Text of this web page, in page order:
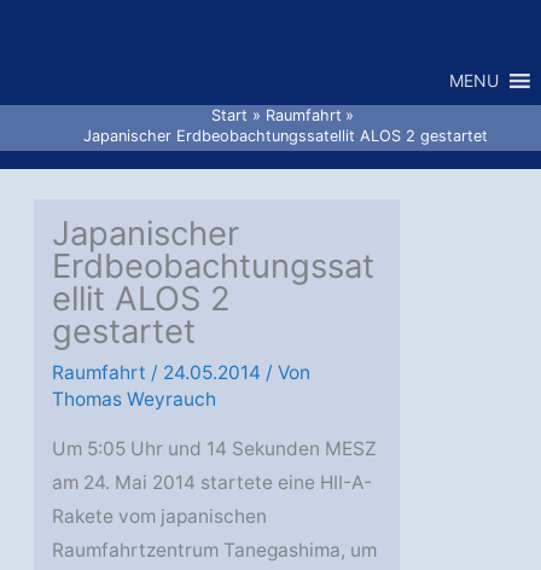
MENU
Start
Raumfahrt
Japanischer Erdbeobachtungssatellit ALOS 2 gestartet
Japanischer
Erdbeobachtungssat
ellit ALOS 2
gestartet
Raumfahrt / 24.05.2014 / Von
Thomas Weyrauch
Um 5:05 Uhr und 14 Sekunden MESZ
am 24. Mai 2014 startete eine HII-A-
Rakete vom japanischen
Raumfahrtzentrum Tanegashima, um